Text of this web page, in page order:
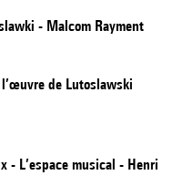
- Malcom Rayment
de Lutoslawski
- L’espace musical - Henri